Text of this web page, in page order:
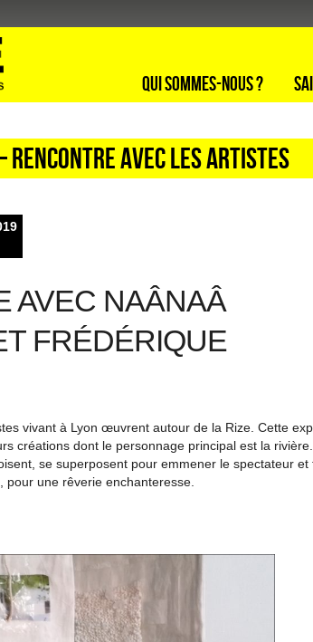
Qui sommes-nous ?
rencontre avec les artistes
AVEC NAÂNAÂ
FRÉDÉRIQUE
vivant à Lyon œuvrent autour de la Rize. Cette
créations dont le personnage principal est la
se superposent pour emmener le spectateur et
une rêverie enchanteresse.